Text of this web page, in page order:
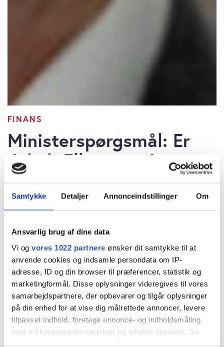
Samtykke Detaljer Annonceindstillinger Om
Ansvarlig brug af dine data
Vi og vores 1022 partnere ønsker dit samtykke til at
anvende cookies og indsamle persondata om IP-
adresse, ID og din browser til præferencer, statistik og
marketingformål. Disse oplysninger videregives til vores
samarbejdspartnere, der opbevarer og tilgår oplysninger
på din enhed for at vise dig målrettede annoncer, levere
tilpasset indhold, foretage annonce- og indholdsmåling,
lave målgruppeundersøgelser og udvikle tjenester. Se
FINANS
Ministerspørgsmål: Er
Jakob Ellemann-Jensen
kvalificeret til at sidde i
EIFOs bestyrelse?
Morten W. Langer
tirsdag 17. september 2024 kl. 8:30
Spørgsmål (fra Folketingets Erhvervsudvalg til